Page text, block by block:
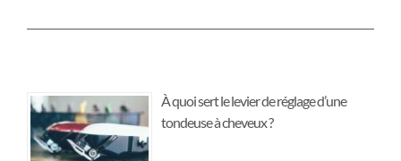
À quoi sert le levier de réglage d’une
tondeuse à cheveux ?